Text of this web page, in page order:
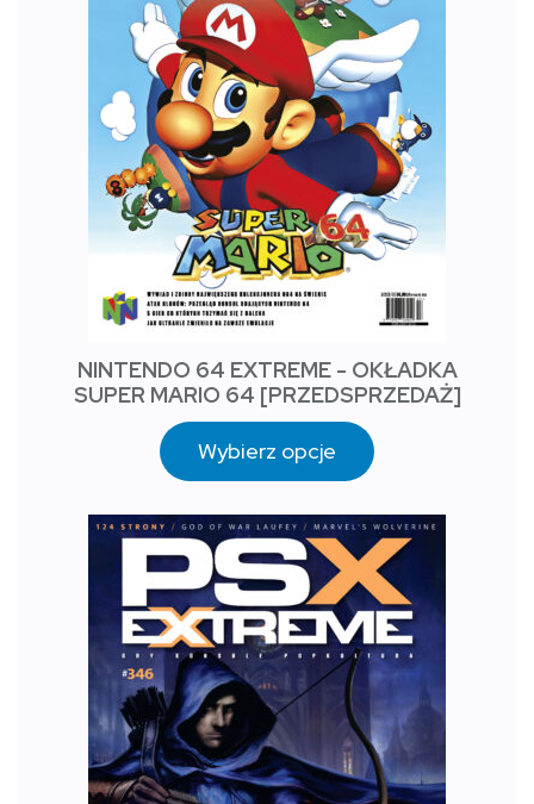
NINTENDO 64 EXTREME - OKŁADKA
SUPER MARIO 64 [PRZEDSPRZEDAŻ]
Wybierz opcje